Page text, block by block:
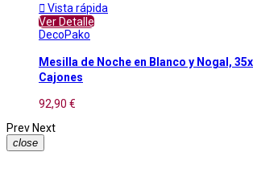
 Vista rápida
Ver Detalle
DecoPako
Mesilla de Noche en Blanco y Nogal,
Cajones
92,90 €
Prev Next
close